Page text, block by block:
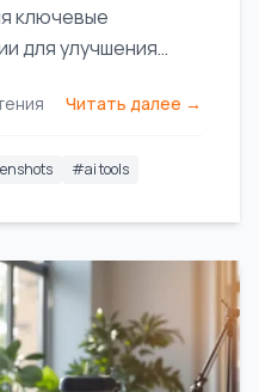
ключевые
для улучшения
Читать далее →
#ai tools